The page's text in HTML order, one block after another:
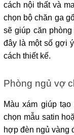
cách nội thất và
chọn bộ chăn ga
sẽ giúp căn
đây là một số gợi
cách thiết kế.
Phòng ngủ vợ
Màu xám giúp
chọn mẫu satin
hợp đèn ngủ vàng